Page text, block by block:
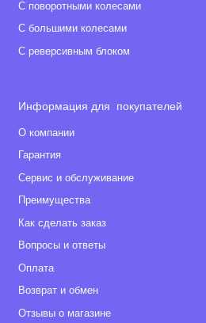
С поворотными колесами
С большими колесами
С реверсивным блоком
Информация для покупателей
О компании
Гарантия
Сервис и обслуживание
Преимущества
Как сделать заказ
Вопросы и ответы
Оплата
Возврат и обмен
Отзывы о магазине